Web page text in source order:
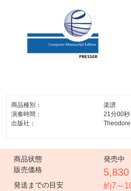
商品種別：
楽譜
演奏時間：
21分00秒
出版社：
商品状態
発売中
販売価格
5,830
発送までの目安
約7～